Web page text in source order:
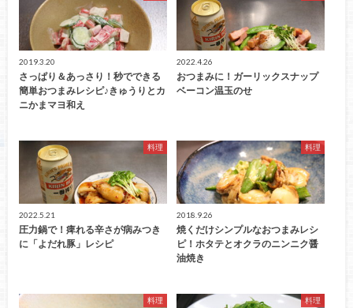
2019.3.20
さっぱり＆あっさり！秒でできる
簡単おつまみレシピ♪きゅうりとカ
ニかまマヨ和え
2022.4.26
おつまみに！ガーリックスナップ
ベーコン温玉のせ
料理
2022.5.21
圧力鍋で！痺れる辛さが病みつき
に「よだれ豚」レシピ
料理
2018.9.26
焼くだけシンプルなおつまみレシ
ピ！ホタテとオクラのニンニク醤
油焼き
料理 料理